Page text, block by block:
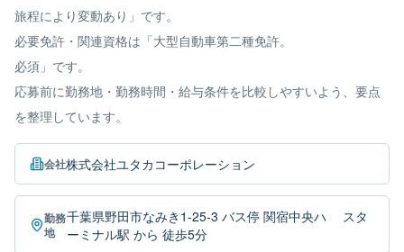
旅程により変動あり」です。
必要免許・関連資格は「大型自動車第二種免許。
必須」です。
応募前に勤務地・勤務時間・給与条件を比較しやすいよう、要点
を整理しています。
会社株式会社ユタカコーポレーション
勤務
地
千葉県野田市なみき1-25-3 バス停 関宿中央ハ ゙スタ
ーミナル駅 から 徒歩5分